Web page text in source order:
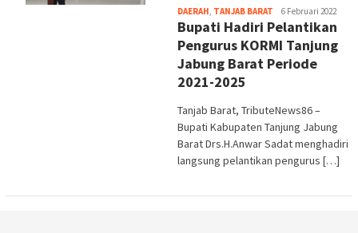
DAERAH, TANJAB BARAT tribute
6 Februari 2022
Bupati Hadiri Pelantikan
Pengurus KORMI Tanjung
Jabung Barat Periode
2021-2025
Tanjab Barat, TributeNews86 –
Bupati Kabupaten Tanjung Jabung
Barat Drs.H.Anwar Sadat menghadiri
langsung pelantikan pengurus […]